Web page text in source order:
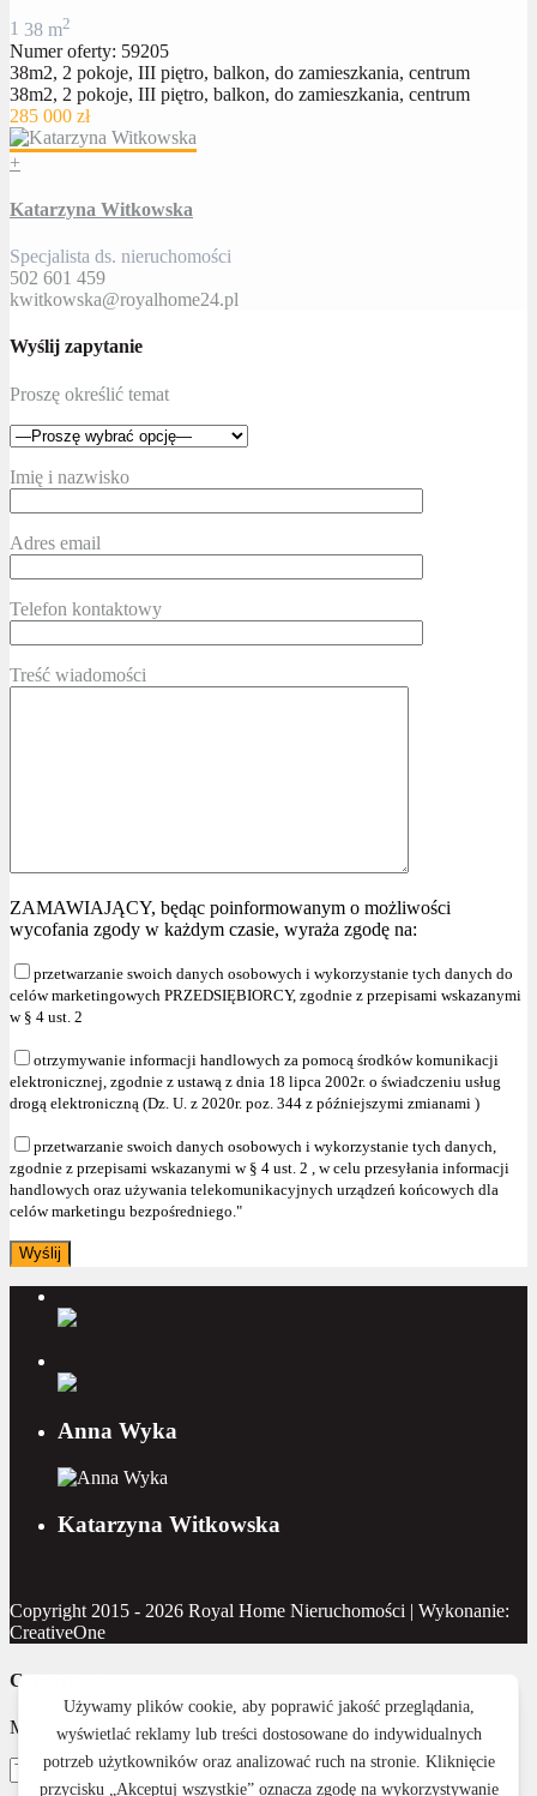
1 38 m2
Numer oferty: 59205
38m2, 2 pokoje, III piętro, balkon, do zamieszkania, centrum
38m2, 2 pokoje, III piętro, balkon, do zamieszkania, centrum
285 000 zł
+
Katarzyna Witkowska
Specjalista ds. nieruchomości
502 601 459
kwitkowska@royalhome24.pl
Wyślij zapytanie
Proszę określić temat
Imię i nazwisko
Adres email
Telefon kontaktowy
Treść wiadomości
ZAMAWIAJĄCY, będąc poinformowanym o możliwości
wycofania zgody w każdym czasie, wyraża zgodę na:
przetwarzanie swoich danych osobowych i wykorzystanie tych danych do
celów marketingowych PRZEDSIĘBIORCY, zgodnie z przepisami wskazanymi
w § 4 ust. 2
otrzymywanie informacji handlowych za pomocą środków komunikacji
elektronicznej, zgodnie z ustawą z dnia 18 lipca 2002r. o świadczeniu usług
drogą elektroniczną (Dz. U. z 2020r. poz. 344 z późniejszymi zmianami )
przetwarzanie swoich danych osobowych i wykorzystanie tych danych,
zgodnie z przepisami wskazanymi w § 4 ust. 2 , w celu przesyłania informacji
handlowych oraz używania telekomunikacyjnych urządzeń końcowych dla
celów marketingu bezpośredniego."
Anna Wyka
Katarzyna Witkowska
Copyright 2015 - 2026 Royal Home Nieruchomości | Wykonanie:
CreativeOne
Contact Us
Masz pytanie? Napisz do nas